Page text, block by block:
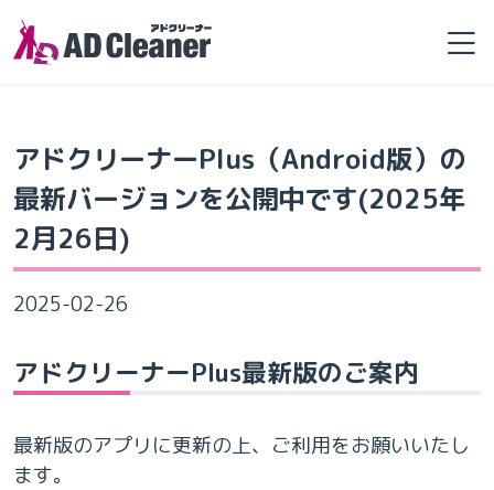
Skip
to
アドクリーナーPlus（Android版）の
最新バージョンを公開中です(2025年
2月26日)
2025-02-26
アドクリーナーPlus最新版のご案内
最新版のアプリに更新の上、ご利用をお願いいたし
ます。